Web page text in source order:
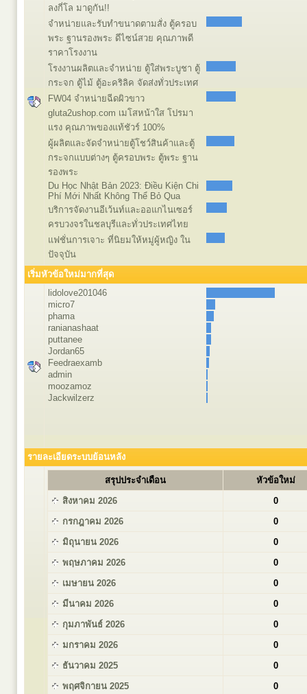
ลงกี่โล มาดูกัน!!
จำหน่ายและรับทำขนาดตามสั่ง ตู้ครอบ
พระ ฐานรองพระ ดีไซน์สวย คุณภาพดี
ราคาโรงงาน
โรงงานผลิตและจำหน่าย ตู้ใส่พระบูชา ตู้
กระจก ตู้ไม้ ตู้อะคริลิค จัดส่งทั่วประเทศ
FW04 จำหน่ายฉีดผิวขาว
gluta2ushop.com เมโสหน้าใส โปรมา
แรง คุณภาพของแท้ชัวร์ 100%
ผู้ผลิตและจัดจำหน่ายตู้โชว์สินค้าและตู้
กระจกแบบต่างๆ ตู้ครอบพระ ตู้พระ ฐาน
รองพระ
Du Học Nhật Bản 2023: Điều Kiện Chi
Phí Mới Nhất Không Thể Bỏ Qua
บริการจัดงานอีเว้นท์และออแกไนเซอร์
ครบวงจรในชลบุรีและทั่วประเทศไทย
แฟชั่นการเจาะ ที่นิยมให้หมู่ผู้หญิง ใน
ปัจจุบัน
เริ่มหัวข้อใหม่มากที่สุด
lidolove201046
micro7
phama
ranianashaat
puttanee
Jordan65
Feedraexamb
admin
moozamoz
Jackwilzerz
รายละเอียดระบบย้อนหลัง
สรุปประจำเดือน
หัวข้อใหม่
สิงหาคม 2026
0
กรกฎาคม 2026
0
มิถุนายน 2026
0
พฤษภาคม 2026
0
เมษายน 2026
0
มีนาคม 2026
0
กุมภาพันธ์ 2026
0
มกราคม 2026
0
ธันวาคม 2025
0
พฤศจิกายน 2025
0